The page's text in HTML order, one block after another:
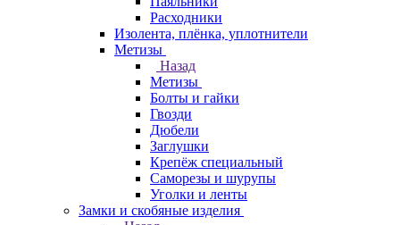
Расходники
Изолента, плёнка, уплотнители
Метизы
Назад
Метизы
Болты и гайки
Гвозди
Дюбели
Заглушки
Крепёж специальный
Саморезы и шурупы
Уголки и ленты
Замки и скобяные изделия